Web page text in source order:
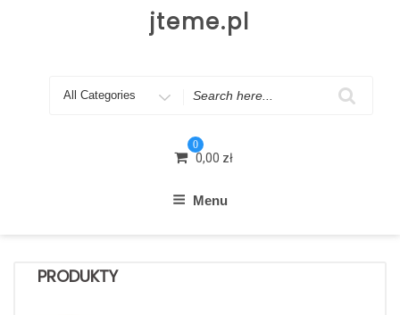
jteme.pl
Search
0
0,00 zł
Menu
PRODUKTY